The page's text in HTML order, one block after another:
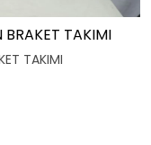
TAKIMI
TAKIMI